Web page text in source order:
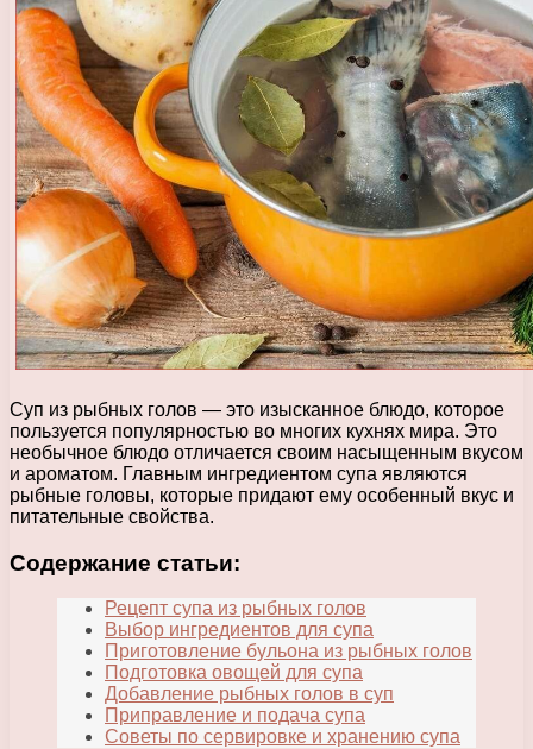
Суп из рыбных голов — это изысканное блюдо, которое
пользуется популярностью во многих кухнях мира. Это
необычное блюдо отличается своим насыщенным вкусом
и ароматом. Главным ингредиентом супа являются
рыбные головы, которые придают ему особенный вкус и
питательные свойства.
Содержание статьи:
Рецепт супа из рыбных голов
Выбор ингредиентов для супа
Приготовление бульона из рыбных голов
Подготовка овощей для супа
Добавление рыбных голов в суп
Приправление и подача супа
Советы по сервировке и хранению супа